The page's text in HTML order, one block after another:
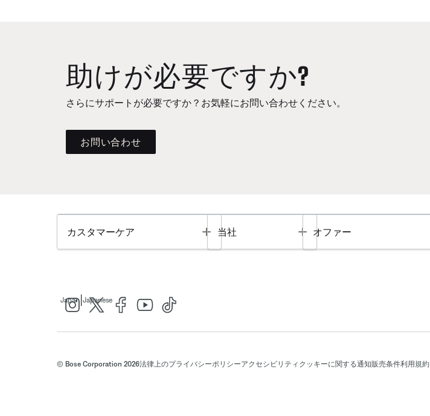
助けが必要ですか?
さらにサポートが必要ですか？お気軽にお問い合わせください。
お問い合わせ
カスタマーケア Toggle
当社 Toggle
オファー
Japan Japanese
© Bose Corporation 2026法律上のプライバシーポリシーアクセシビリティ クッキーに関する通知販売条件利用規約